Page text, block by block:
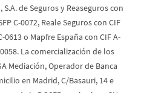
de Seguros y Reaseguros con
C-0072, Reale Seguros con CIF
0613 o Mapfre España con CIF A-
La comercialización de los
Mediación, Operador de Banca
en Madrid, C/Basauri, 14 e